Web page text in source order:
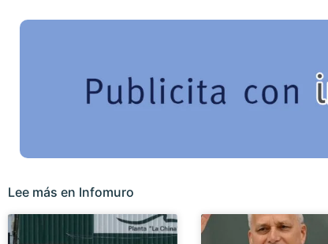
Lee más en Infomuro